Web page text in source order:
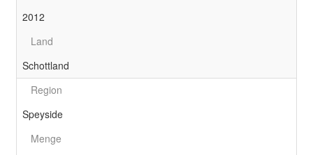
2012
Land
Schottland
Region
Speyside
Menge